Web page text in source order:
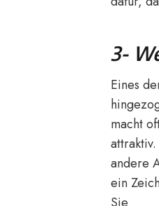
3-
Eines
macht
andere
ein